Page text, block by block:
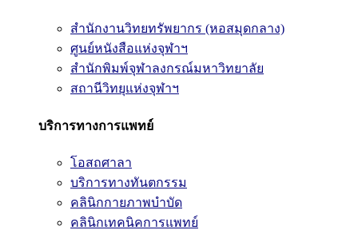
สำนักงานวิทยทรัพยากร (หอสมุดกลาง)
ศูนย์หนังสือแห่งจุฬาฯ
สำนักพิมพ์จุฬาลงกรณ์มหาวิทยาลัย
สถานีวิทยุแห่งจุฬาฯ
บริการทางการแพทย์
โอสถศาลา
บริการทางทันตกรรม
คลินิกกายภาพบำบัด
คลินิกเทคนิคการแพทย์